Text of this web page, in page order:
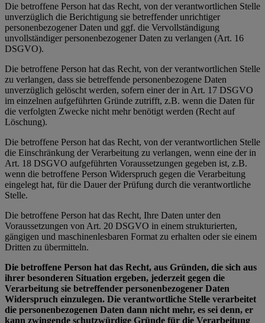
Die betroffene Person hat das Recht, von der verantwortlichen Stelle
unverzüglich die Berichtigung sie betreffender unrichtiger
personenbezogener Daten und ggf. die Vervollständigung
unvollständiger personenbezogener Daten zu verlangen (Art. 16
DSGVO).
Die betroffene Person hat das Recht, von der verantwortlichen Stelle
zu verlangen, dass sie betreffende personenbezogene Daten
unverzüglich gelöscht werden, sofern einer der in Art. 17 DSGVO
im einzelnen aufgeführten Gründe zutrifft, z.B. wenn die Daten für
die verfolgten Zwecke nicht mehr benötigt werden (Recht auf
Löschung).
Die betroffene Person hat das Recht, von der verantwortlichen Stelle
die Einschränkung der Verarbeitung zu verlangen, wenn eine der in
Art. 18 DSGVO aufgeführten Voraussetzungen gegeben ist, z.B.
wenn die betroffene Person Widerspruch gegen die Verarbeitung
eingelegt hat, für die Dauer der Prüfung durch die verantwortliche
Stelle.
Die betroffene Person hat das Recht, Ihre Daten unter den
Voraussetzungen von Art. 20 DSGVO in einem strukturierten,
gängigen und maschinenlesbaren Format zu erhalten oder sie einem
Dritten zu übermitteln.
Die betroffene Person hat das Recht, aus Gründen, die sich aus
ihrer besonderen Situation ergeben, jederzeit gegen die
Verarbeitung sie betreffender personenbezogener Daten
Widerspruch einzulegen. Die verantwortliche Stelle verarbeitet
die personenbezogenen Daten dann nicht mehr, es sei denn, er
kann zwingende schutzwürdige Gründe für die Verarbeitung